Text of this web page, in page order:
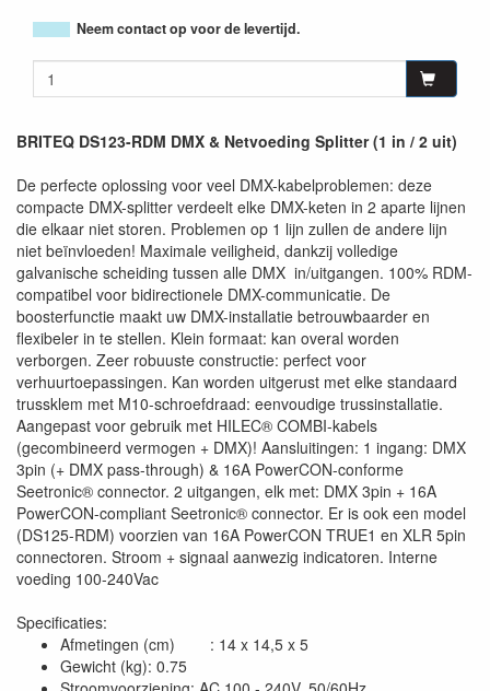
Neem contact op voor de levertijd.
BRITEQ DS123-RDM DMX & Netvoeding Splitter (1 in / 2 uit)
De perfecte oplossing voor veel DMX-kabelproblemen: deze
compacte DMX-splitter verdeelt elke DMX-keten in 2 aparte lijnen
die elkaar niet storen. Problemen op 1 lijn zullen de andere lijn
niet beïnvloeden! Maximale veiligheid, dankzij volledige
galvanische scheiding tussen alle DMX in/uitgangen. 100% RDM-
compatibel voor bidirectionele DMX-communicatie. De
boosterfunctie maakt uw DMX-installatie betrouwbaarder en
flexibeler in te stellen. Klein formaat: kan overal worden
verborgen. Zeer robuuste constructie: perfect voor
verhuurtoepassingen. Kan worden uitgerust met elke standaard
trussklem met M10-schroefdraad: eenvoudige trussinstallatie.
Aangepast voor gebruik met HILEC® COMBI-kabels
(gecombineerd vermogen + DMX)! Aansluitingen: 1 ingang: DMX
3pin (+ DMX pass-through) & 16A PowerCON-conforme
Seetronic® connector. 2 uitgangen, elk met: DMX 3pin + 16A
PowerCON-compliant Seetronic® connector. Er is ook een model
(DS125-RDM) voorzien van 16A PowerCON TRUE1 en XLR 5pin
connectoren. Stroom + signaal aanwezig indicatoren. Interne
voeding 100-240Vac
Specificaties:
Afmetingen (cm) : 14 x 14,5 x 5
Gewicht (kg): 0.75